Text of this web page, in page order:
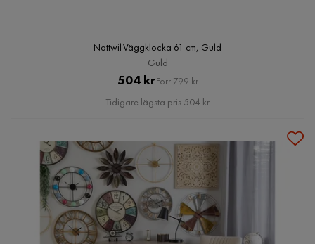
Nottwil Väggklocka 61 cm, Guld
Guld
Pris
504 krOriginal
Pris
Förr 799 kr
Tidigare lägsta pris 504 kr